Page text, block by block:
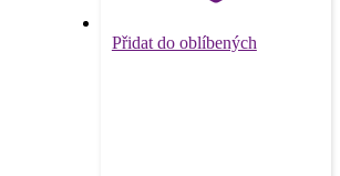
Přidat do oblíbených